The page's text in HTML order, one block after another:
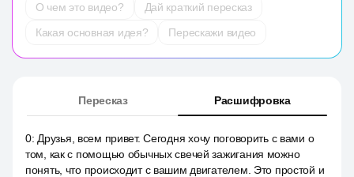
О чем это видео?
Дай краткий пересказ
Какая основная идея?
Перескажи видео
Пересказ Расшифровка
0: Друзья, всем привет. Сегодня хочу поговорить с вами о
том, как с помощью обычных свечей зажигания можно
понять, что происходит с вашим двигателем. Это простой и